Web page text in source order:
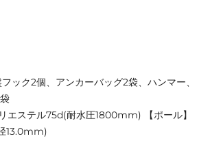
ック2個、アンカーバッグ2袋、ハンマー、
エステル75d(耐水圧1800mm) 【ポール】
13.0mm)